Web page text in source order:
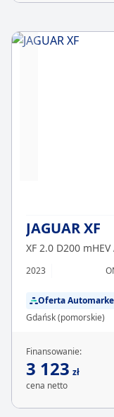
JAGUAR XF
XF 2.0 D200 mHEV
2023
Oferta
Gdańsk (pomorskie)
Finansowanie:
3 123 zł
cena netto